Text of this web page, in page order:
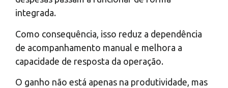
integrada.
Como consequência, isso reduz a dependência
de acompanhamento manual e melhora a
capacidade de resposta da operação.
O ganho não está apenas na produtividade, mas